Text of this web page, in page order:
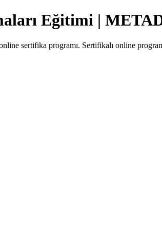
Eğitimi |
sertifika programı. Sertifikalı online